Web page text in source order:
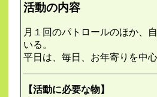
活動の内容
月１回のパトロールのほか、
いる。
平日は、毎日、お年寄りを中
【活動に必要な物】